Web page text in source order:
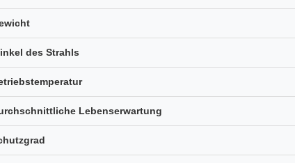
des Strahls
Lebenserwartung